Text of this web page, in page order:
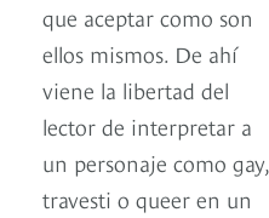
que aceptar como son
ellos mismos. De ahí
viene la libertad del
lector de interpretar a
un personaje como gay,
travesti o queer en un